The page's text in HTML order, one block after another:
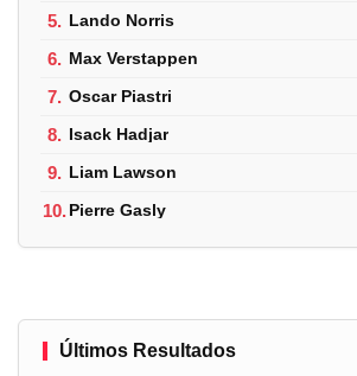
5. Lando Norris
6. Max Verstappen
7. Oscar Piastri
8. Isack Hadjar
9. Liam Lawson
10.Pierre Gasly
Últimos Resultados